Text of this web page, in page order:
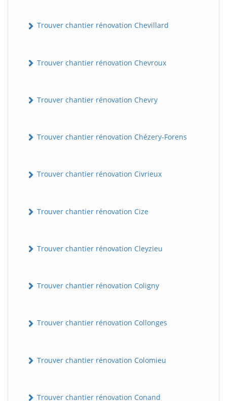
Trouver chantier rénovation Chevillard
Trouver chantier rénovation Chevroux
Trouver chantier rénovation Chevry
Trouver chantier rénovation Chézery-Forens
Trouver chantier rénovation Civrieux
Trouver chantier rénovation Cize
Trouver chantier rénovation Cleyzieu
Trouver chantier rénovation Coligny
Trouver chantier rénovation Collonges
Trouver chantier rénovation Colomieu
Trouver chantier rénovation Conand
BatiWebPro